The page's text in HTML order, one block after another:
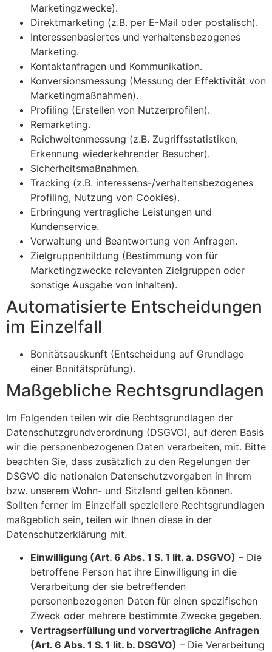
Marketingzwecke).
Direktmarketing (z.B. per E-Mail oder postalisch).
Interessenbasiertes und verhaltensbezogenes
Marketing.
Kontaktanfragen und Kommunikation.
Konversionsmessung (Messung der Effektivität von
Marketingmaßnahmen).
Profiling (Erstellen von Nutzerprofilen).
Remarketing.
Reichweitenmessung (z.B. Zugriffsstatistiken,
Erkennung wiederkehrender Besucher).
Sicherheitsmaßnahmen.
Tracking (z.B. interessens-/verhaltensbezogenes
Profiling, Nutzung von Cookies).
Erbringung vertragliche Leistungen und
Kundenservice.
Verwaltung und Beantwortung von Anfragen.
Zielgruppenbildung (Bestimmung von für
Marketingzwecke relevanten Zielgruppen oder
sonstige Ausgabe von Inhalten).
Automatisierte Entscheidungen
im Einzelfall
Bonitätsauskunft (Entscheidung auf Grundlage
einer Bonitätsprüfung).
Maßgebliche Rechtsgrundlagen
Im Folgenden teilen wir die Rechtsgrundlagen der
Datenschutzgrundverordnung (DSGVO), auf deren Basis
wir die personenbezogenen Daten verarbeiten, mit. Bitte
beachten Sie, dass zusätzlich zu den Regelungen der
DSGVO die nationalen Datenschutzvorgaben in Ihrem
bzw. unserem Wohn- und Sitzland gelten können.
Sollten ferner im Einzelfall speziellere Rechtsgrundlagen
maßgeblich sein, teilen wir Ihnen diese in der
Datenschutzerklärung mit.
Einwilligung (Art. 6 Abs. 1 S. 1 lit. a. DSGVO) – Die
betroffene Person hat ihre Einwilligung in die
Verarbeitung der sie betreffenden
personenbezogenen Daten für einen spezifischen
Zweck oder mehrere bestimmte Zwecke gegeben.
Vertragserfüllung und vorvertragliche Anfragen
(Art. 6 Abs. 1 S. 1 lit. b. DSGVO) – Die Verarbeitung